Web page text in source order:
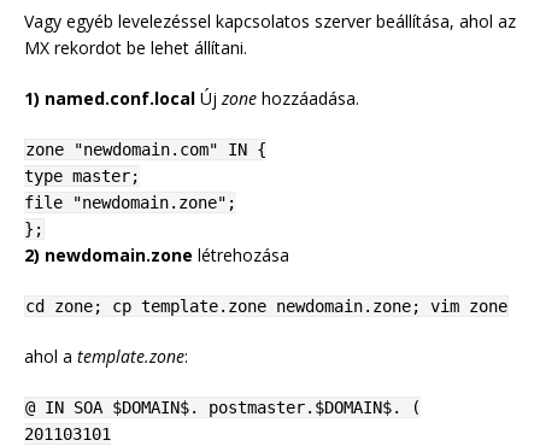
Vagy egyéb levelezéssel kapcsolatos szerver beállítása, ahol az
MX rekordot be lehet állítani.
1) named.conf.local Újzone hozzáadása.
zone "newdomain.com" IN {
type master;
file "newdomain.zone";
};
2) newdomain.zone létrehozása
cd zone; cp template.zone newdomain.zone; vim zone
ahol a template.zone:
@ IN SOA $DOMAIN$. postmaster.$DOMAIN$. (
201103101